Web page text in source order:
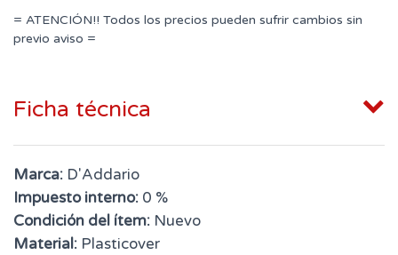
= ATENCIÓN!! Todos los precios pueden sufrir cambios sin
previo aviso =
Ficha técnica
Marca: D'Addario
Impuesto interno: 0 %
Condición del ítem: Nuevo
Material: Plasticover